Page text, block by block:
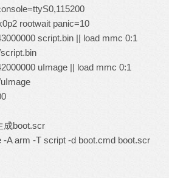
rootwait panic=10
script.bin || load mmc 0:1
uImage || load mmc 0:1
成boot.scr
-A arm -T script -d boot.cmd boot.scr